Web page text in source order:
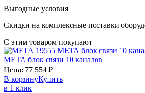
Выгодные условия
Скидки на комплексные поставки
С этим товаром покупают
МЕТА блок связи 10 каналов
Цена: 77 554 ₽
В корзинуКупить
в 1 клик